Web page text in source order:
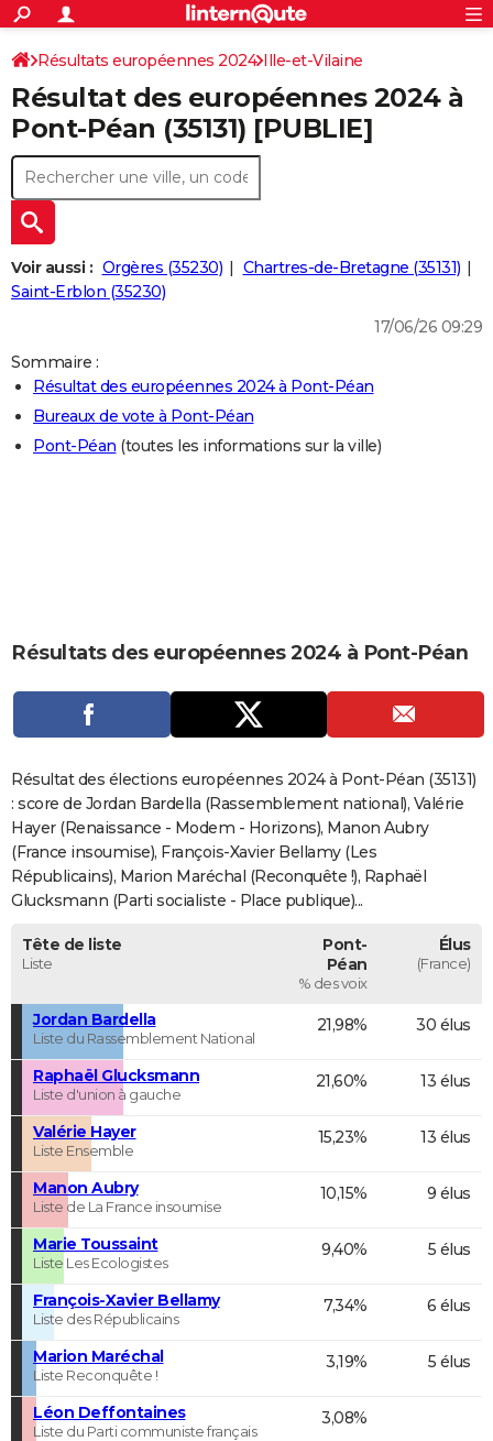
ACTUALITÉS
Politique
Société
Faits Divers
Education
Monde
Villes
+
SPORT
Coupe du monde 2026
Football
Tennis
Cyclisme
Rugby
Forum
Programme TV
TNT
Streaming
Cinéma
Sorties cinéma
Musique
+
FINANCE
Retraite
Impôts
Epargne
Immobilier
Risques naturels par ville
Banque
Assurance
Crédit
AUTO
Essais
Réserver un essai
Citadines
Berlines
SUV
Forum auto
+
HIGH-TECH
Mobiles
Meilleur smartphone
Internet
Ordinateurs
Jeux vidéo
Guide high-tech
+
BRICOLAGE
Guides de France
Escapades
Patrimoine
Expositions
Musées
Week-end nature
LIFESTYLE
Art de vivre
Bien-être
Loisirs
Mode
Modes de vie
CARTE DE VOEUX
Carte de Noël
Carte Bonne année
Carte Saint-Valentin
Carte Pâques
Carte d'anniversaire
DICTIONNAIRE
Dictionnaire
Biographies
Citations
Expressions
Proverbes
PROGRAMME TV
COPAINS D'AVANT
S'inscrire
Se connecter
Lycées
Collèges
Primaires
Universités
Entreprises
Service militaire
Avis de recherche
AVIS DE DÉCÈS
FORUM
S'inscrire
Connexion
Résultats européennes 2024 Ille-et-Vilaine
Résultat des européennes 2024 à
Pont-Péan (35131) [PUBLIE]
Voir aussi : Orgères (35230)
Chartres-de-Bretagne (35131)
Saint-Erblon (35230)
17/06/26 09:29
Sommaire :
Résultat des européennes 2024 à Pont-Péan
Bureaux de vote à Pont-Péan
Pont-Péan (toutes les informations sur la ville)
Résultats des européennes 2024 à Pont-Péan
Résultat des élections européennes 2024 à Pont-Péan (35131)
: score de Jordan Bardella (Rassemblement national), Valérie
Hayer (Renaissance - Modem - Horizons), Manon Aubry
(France insoumise), François-Xavier Bellamy (Les
Républicains), Marion Maréchal (Reconquête !), Raphaël
Glucksmann (Parti socialiste - Place publique)...
Tête de liste
Liste
Pont-
Péan
% des voix
Élus
(France)
Jordan Bardella
Liste du Rassemblement National
21,98% 30 élus
Raphaël Glucksmann
Liste d'union à gauche
21,60% 13 élus
Valérie Hayer
Liste Ensemble
15,23% 13 élus
Manon Aubry
Liste de La France insoumise
10,15% 9 élus
Marie Toussaint
Liste Les Ecologistes
9,40% 5 élus
François-Xavier Bellamy
Liste des Républicains
7,34% 6 élus
Marion Maréchal
Liste Reconquête !
3,19% 5 élus
Léon Deffontaines
Liste du Parti communiste français
3,08%